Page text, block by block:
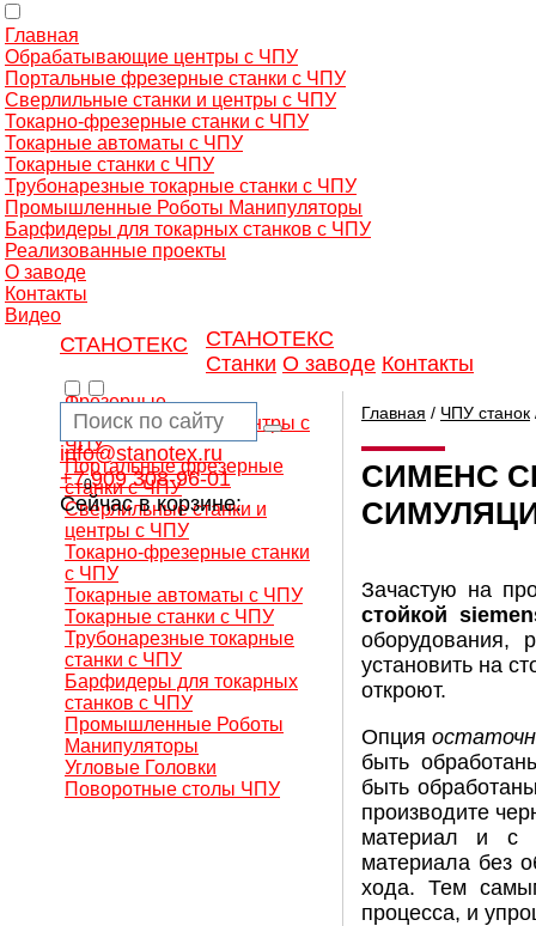
Главная
Обрабатывающие центры с ЧПУ
Портальные фрезерные станки с ЧПУ
Сверлильные станки и центры с ЧПУ
Токарно-фрезерные станки с ЧПУ
Токарные автоматы с ЧПУ
Токарные станки с ЧПУ
Трубонарезные токарные станки с ЧПУ
Промышленные Роботы Манипуляторы
Барфидеры для токарных станков с ЧПУ
Реализованные проекты
О заводе
Контакты
Видео
СТАНОТЕКС
СТАНОТЕКС
Станки О заводе Контакты
info@stanotex.ru
+7 909 308-96-01
Сейчас в корзине:
0
Фрезерные
обрабатывающие центры с
ЧПУ
Портальные фрезерные
станки с ЧПУ
Сверлильные станки и
центры с ЧПУ
Токарно-фрезерные станки
с ЧПУ
Токарные автоматы с ЧПУ
Токарные станки с ЧПУ
Трубонарезные токарные
станки с ЧПУ
Барфидеры для токарных
станков с ЧПУ
Промышленные Роботы
Манипуляторы
Угловые Головки
Поворотные столы ЧПУ
Главная / ЧПУ станок
СИМЕНС
Зачастую на
стойкой
оборудования,
установить на
откроют.
Опция
быть
быть
производите
материал и с
материала без
хода. Тем самым
процесса, и